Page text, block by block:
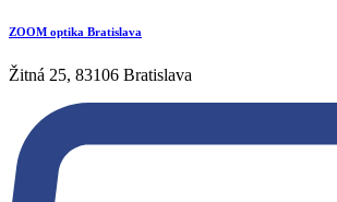
ZOOM optika Bratislava
Žitná 25, 83106 Bratislava